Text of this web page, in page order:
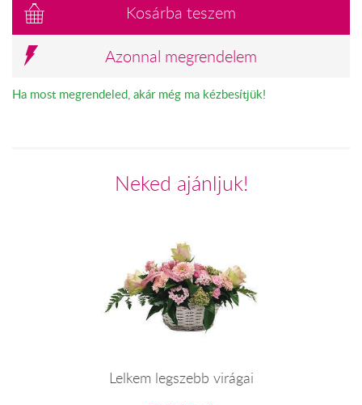
Kosárba teszem
Azonnal megrendelem
Ha most megrendeled, akár még ma kézbesítjük!
Neked ajánljuk!
Lelkem legszebb virágai